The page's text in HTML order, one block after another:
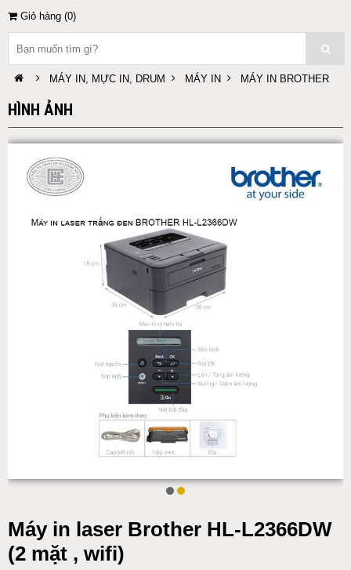
Giỏ hàng (0)
MÁY IN, MỰC IN, DRUM MÁY IN MÁY IN BROTHER
HÌNH ẢNH
Máy in laser Brother HL-L2366DW
(2 mặt , wifi)